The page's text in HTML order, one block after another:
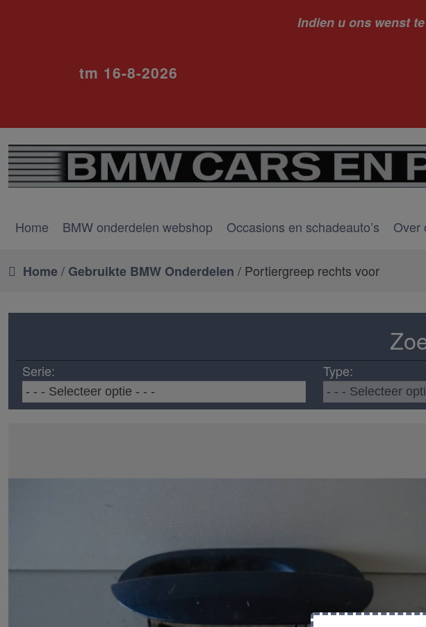
Indien u ons wenst
ivm
tm 16-8-2026
Home BMW onderdelen webshop Occasions en schadeauto’s Over
Home/ Gebruikte BMW Onderdelen / Portiergreep rechts voor
Serie: Type: